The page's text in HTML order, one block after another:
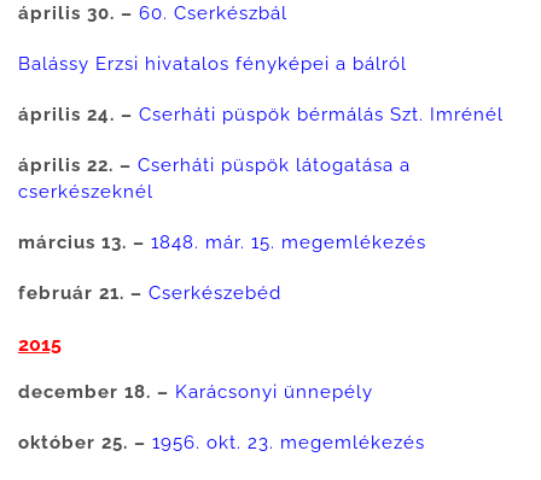
április 30. – 60. Cserkészbál
Balássy Erzsi hivatalos fényképei a bálról
április 24. – Cserháti püspök bérmálás Szt. Imrénél
április 22. – Cserháti püspök látogatása a
cserkészeknél
március 13. – 1848. már. 15. megemlékezés
február 21. – Cserkészebéd
2015
december 18. – Karácsonyi ünnepély
október 25. – 1956. okt. 23. megemlékezés